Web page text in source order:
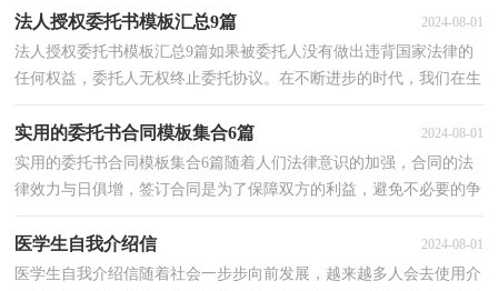
法人授权委托书模板汇总9篇 2024-08-01
法人授权委托书模板汇总9篇如果被委托人没有做出违背国家法律的
任何权益，委托人无权终止委托协议。在不断进步的时代，我们在生
实用的委托书合同模板集合6篇 2024-08-01
实用的委托书合同模板集合6篇随着人们法律意识的加强，合同的法
律效力与日俱增，签订合同是为了保障双方的利益，避免不必要的争
医学生自我介绍信 2024-08-01
医学生自我介绍信随着社会一步步向前发展，越来越多人会去使用介